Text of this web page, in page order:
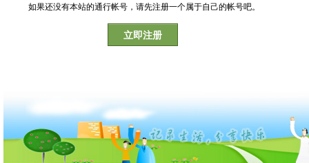
如果还没有本站的通行帐号，请先注册一个属于自己的帐号吧。
立即注册